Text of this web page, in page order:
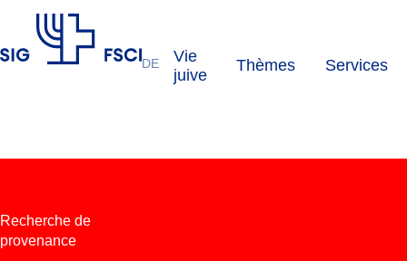
DE
Vie
juive
Thèmes Services
Recherche de
provenance